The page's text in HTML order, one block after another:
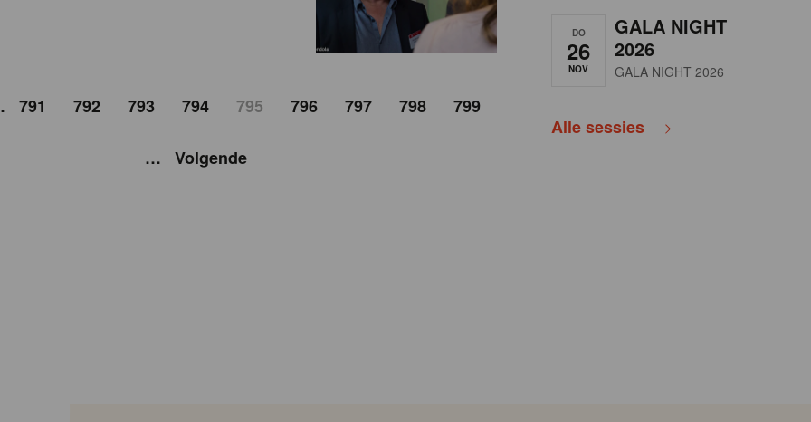
791 792 793 794 795 796 797 798 799
… Volgende
DO
26
NOV
GALA NIGHT
2026
GALA NIGHT 2026
Alle sessies